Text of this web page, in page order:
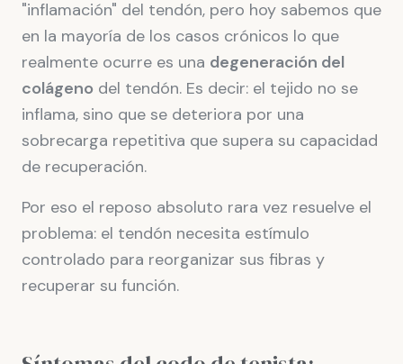
"inflamación" del tendón, pero hoy sabemos que
en la mayoría de los casos crónicos lo que
realmente ocurre es una degeneración del
colágeno del tendón. Es decir: el tejido no se
inflama, sino que se deteriora por una
sobrecarga repetitiva que supera su capacidad
de recuperación.
Por eso el reposo absoluto rara vez resuelve el
problema: el tendón necesita estímulo
controlado para reorganizar sus fibras y
recuperar su función.